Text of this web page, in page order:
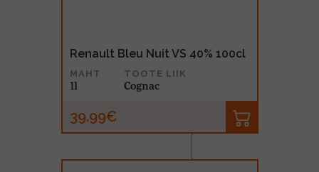
Renault Bleu Nuit VS 40% 100cl
MAHT
1l
TOOTE LIIK
Cognac
39.99€